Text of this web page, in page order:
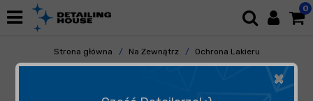
0
Strona główna Na Zewnątrz
Ochrona Lakieru
Woski
×